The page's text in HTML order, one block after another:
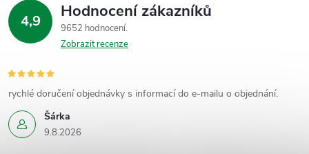
4,9 Hodnocení zákazníků
9652 hodnocení
Zobrazit recenze
Šárka
9.8.2026
rychlé doručení objednávky s informací do e-mailu o objednání.